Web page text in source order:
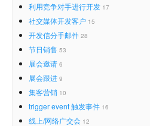
利用竞争对手进行开发 17
社交媒体开发客户 15
开发信分手邮件 28
节日销售 53
展会邀请 6
展会跟进 9
集客营销 10
trigger event 触发事件 16
线上/网络广交会 12